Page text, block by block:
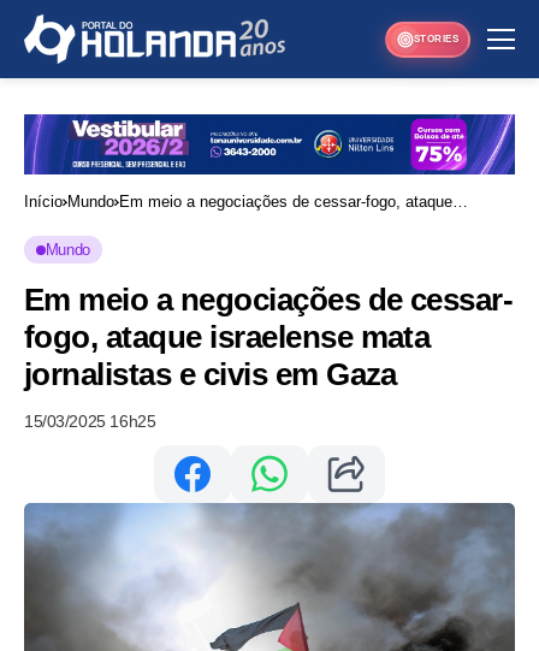
STORIES
Início Mundo Em meio a negociações de cessar-fogo, ataque
Mundo
Em meio a negociações de cessar-
fogo, ataque israelense mata
jornalistas e civis em Gaza
15/03/2025 16h25